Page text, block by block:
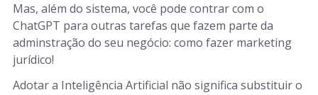
Mas, além do sistema, você pode contrar com o
ChatGPT para outras tarefas que fazem parte da
adminstração do seu negócio: como fazer marketing
jurídico!
Adotar a Inteligência Artificial não significa substituir o